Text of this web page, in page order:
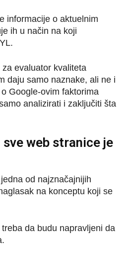
informacije o aktuelnim
ih u način na koji
evaluator kvaliteta
daju samo naznake, ali ne i
Google-ovim faktorima
analizirati i zaključiti šta
web stranice je
od najznačajnijih
na konceptu koji se
da budu napravljeni da